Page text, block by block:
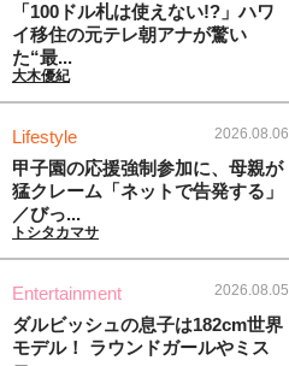
「100ドル札は使えない!?」ハワ
イ移住の元テレ朝アナが驚い
た“最...
大木優紀
Lifestyle 2026.08.06
甲子園の応援強制参加に、母親が
猛クレーム「ネットで告発する」
／びっ...
トシタカマサ
Entertainment 2026.08.05
ダルビッシュの息子は182cm世界
モデル！ ラウンドガールやミス